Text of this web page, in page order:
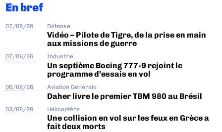
En bref
07/08/26 Défense
Vidéo – Pilote de Tigre, de la prise en main
aux missions de guerre
07/08/26 Industrie
Un septième Boeing 777-9 rejoint le
programme d’essais en vol
06/08/26 Aviation Générale
Daher livre le premier TBM 980 au Brésil
03/08/26 Hélicoptère
Une collision en vol sur les feux en Grèce a
fait deux morts